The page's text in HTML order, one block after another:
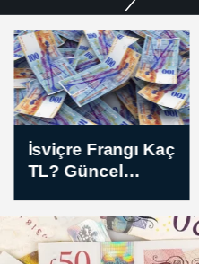
Irak, İHA saldırısı
planlayan
çökertildiğini
duyurdu